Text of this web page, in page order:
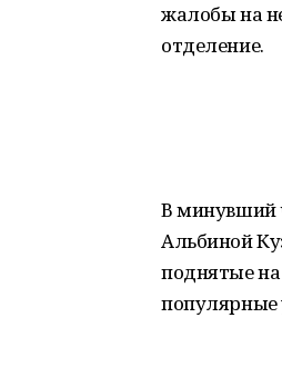
жалобы на
отделение.
В минувший
Альбиной
поднятые
популярные